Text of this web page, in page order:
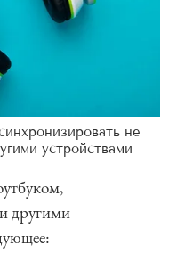
не
устройствами
другими